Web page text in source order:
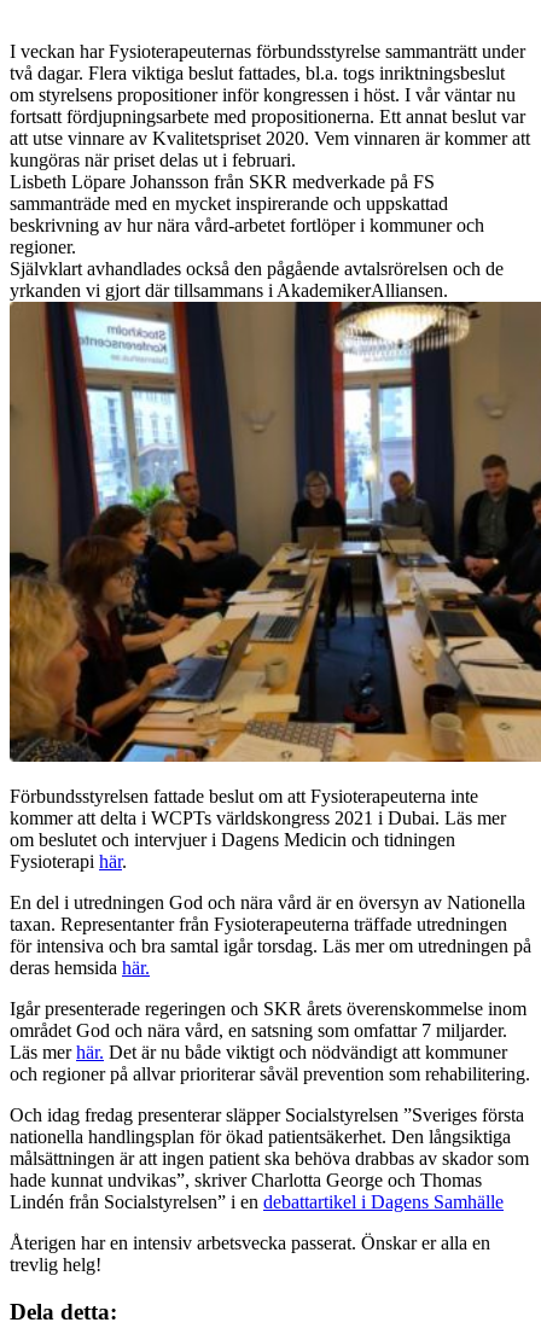
I veckan har Fysioterapeuternas förbundsstyrelse sammanträtt under
två dagar. Flera viktiga beslut fattades, bl.a. togs inriktningsbeslut
om styrelsens propositioner inför kongressen i höst. I vår väntar nu
fortsatt fördjupningsarbete med propositionerna. Ett annat beslut var
att utse vinnare av Kvalitetspriset 2020. Vem vinnaren är kommer att
kungöras när priset delas ut i februari.
Lisbeth Löpare Johansson från SKR medverkade på FS
sammanträde med en mycket inspirerande och uppskattad
beskrivning av hur nära vård-arbetet fortlöper i kommuner och
regioner.
Självklart avhandlades också den pågående avtalsrörelsen och de
yrkanden vi gjort där tillsammans i AkademikerAlliansen.
Förbundsstyrelsen fattade beslut om att Fysioterapeuterna inte
kommer att delta i WCPTs världskongress 2021 i Dubai. Läs mer
om beslutet och intervjuer i Dagens Medicin och tidningen
Fysioterapi här.
En del i utredningen God och nära vård är en översyn av Nationella
taxan. Representanter från Fysioterapeuterna träffade utredningen
för intensiva och bra samtal igår torsdag. Läs mer om utredningen på
deras hemsida här.
Igår presenterade regeringen och SKR årets överenskommelse inom
området God och nära vård, en satsning som omfattar 7 miljarder.
Läs merhär. Det är nu både viktigt och nödvändigt att kommuner
och regioner på allvar prioriterar såväl prevention som rehabilitering.
Och idag fredag presenterar släpper Socialstyrelsen ”Sveriges första
nationella handlingsplan för ökad patientsäkerhet. Den långsiktiga
målsättningen är att ingen patient ska behöva drabbas av skador som
hade kunnat undvikas”, skriver Charlotta George och Thomas
Lindén från Socialstyrelsen” i en debattartikel i Dagens Samhälle
Återigen har en intensiv arbetsvecka passerat. Önskar er alla en
trevlig helg!
Dela detta: